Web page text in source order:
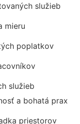
služieb
mieru
poplatkov
služieb
a bohatá prax
priestorov